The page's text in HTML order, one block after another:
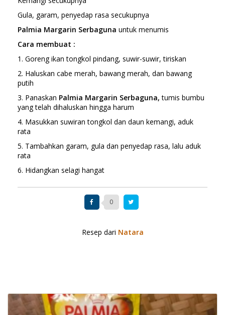
Gula, garam, penyedap rasa secukupnya
Palmia Margarin Serbaguna untuk menumis
Cara membuat :
1. Goreng ikan tongkol pindang, suwir-suwir, tiriskan
2. Haluskan cabe merah, bawang merah, dan bawang
putih
3. Panaskan Palmia Margarin Serbaguna, tumis bumbu
yang telah dihaluskan hingga harum
4. Masukkan suwiran tongkol dan daun kemangi, aduk
rata
5. Tambahkan garam, gula dan penyedap rasa, lalu aduk
rata
6. Hidangkan selagi hangat
0
Resep dari Natara